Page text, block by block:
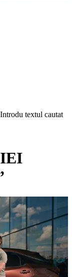
Introdu textul cautat